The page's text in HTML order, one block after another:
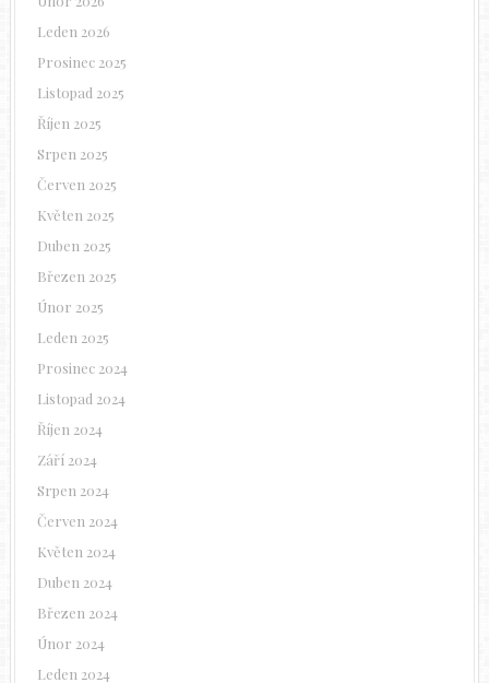
Leden 2026
Prosinec 2025
Listopad 2025
Říjen 2025
Srpen 2025
Červen 2025
Květen 2025
Duben 2025
Březen 2025
Únor 2025
Leden 2025
Prosinec 2024
Listopad 2024
Říjen 2024
Září 2024
Srpen 2024
Červen 2024
Květen 2024
Duben 2024
Březen 2024
Únor 2024
Leden 2024